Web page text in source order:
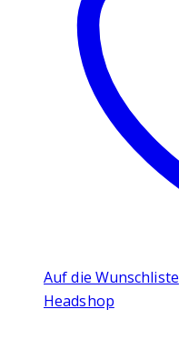
Auf die Wunschliste
Headshop